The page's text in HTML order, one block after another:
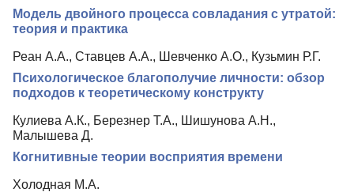
Модель двойного процесса совладания с утратой:
теория и практика
Реан А.А., Ставцев А.А., Шевченко А.О., Кузьмин Р.Г.
Психологическое благополучие личности: обзор
подходов к теоретическому конструкту
Кулиева А.К., Березнер Т.А., Шишунова А.Н.,
Малышева Д.
Когнитивные теории восприятия времени
Холодная М.А.